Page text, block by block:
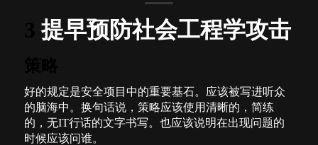
3提早预防社会工程学攻击
好的规定是安全项目中的重要基石。应该被写进听众
的脑海中。换句话说，策略应该使用清晰的，简练
的，无IT行话的文字书写。也应该说明在出现问题的
时候应该问谁。